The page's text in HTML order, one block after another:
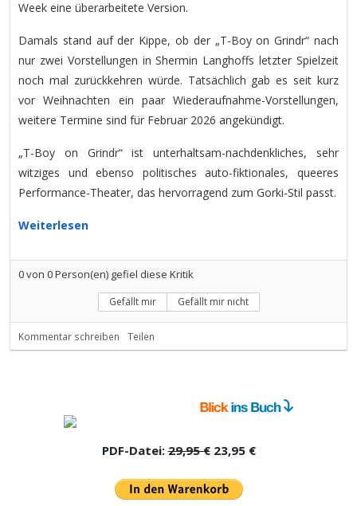
Week eine überarbeitete Version.
Damals stand auf der Kippe, ob der „T-Boy on Grindr“ nach
nur zwei Vorstellungen in Shermin Langhoffs letzter Spielzeit
noch mal zurückkehren würde. Tatsächlich gab es seit kurz
vor Weihnachten ein paar Wiederaufnahme-Vorstellungen,
weitere Termine sind für Februar 2026 angekündigt.
„T-Boy on Grindr“ ist unterhaltsam-nachdenkliches, sehr
witziges und ebenso politisches auto-fiktionales, queeres
Performance-Theater, das hervorragend zum Gorki-Stil passt.
Weiterlesen
0von 0Person(en) gefiel diese Kritik
Gefällt mir Gefällt mir nicht
Kommentar schreiben Teilen
PDF-Datei:29,95 €23,95 €